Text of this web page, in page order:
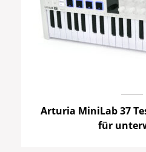
Arturia MiniLab 37
für